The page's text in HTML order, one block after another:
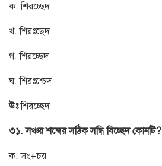
ক. শিরচ্ছেদ
খ. শিরঃছেদ
গ. শিরচ্ছেদ
ঘ. শিরঃশ্চেদ
উঃ শিরচ্ছেদ
৩১. সঞ্চয় শব্দের সঠিক সন্ধি বিচ্ছেদ কোনটি?
ক. সং+চয়